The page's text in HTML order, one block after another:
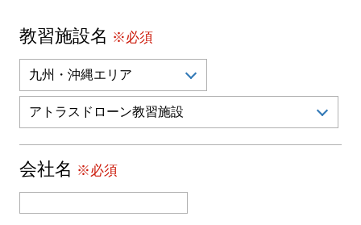
教習施設名 ※必須
会社名 ※必須